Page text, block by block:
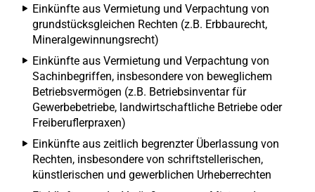
Einkünfte aus Vermietung und Verpachtung von
grundstücksgleichen Rechten (z.B. Erbbaurecht,
Mineralgewinnungsrecht)
Einkünfte aus Vermietung und Verpachtung von
Sachinbegriffen, insbesondere von beweglichem
Betriebsvermögen (z.B. Betriebsinventar für
Gewerbebetriebe, landwirtschaftliche Betriebe oder
Freiberuflerpraxen)
Einkünfte aus zeitlich begrenzter Überlassung von
Rechten, insbesondere von schriftstellerischen,
künstlerischen und gewerblichen Urheberrechten